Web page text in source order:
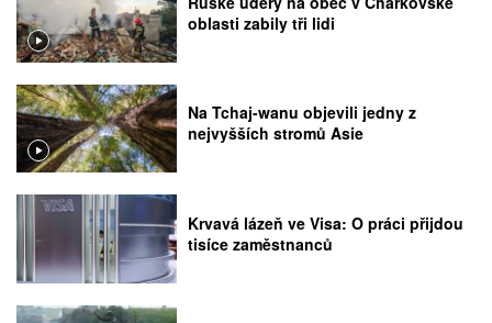
oblasti zabily tři lidi
Na Tchaj-wanu objevili jedny z
nejvyšších stromů Asie
Krvavá lázeň ve Visa: O práci přijdou
tisíce zaměstnanců